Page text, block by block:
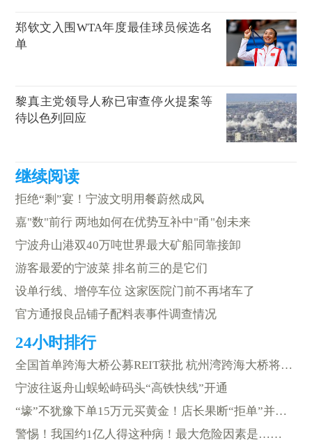
郑钦文入围WTA年度最佳球员候选名
单
黎真主党领导人称已审查停火提案等
待以色列回应
拒绝“剩”宴！宁波文明用餐蔚然成风
嘉"数"前行 两地如何在优势互补中"甬"创未来
宁波舟山港双40万吨世界最大矿船同靠接卸
游客最爱的宁波菜 排名前三的是它们
设单行线、增停车位 这家医院门前不再堵车了
官方通报良品铺子配料表事件调查情况
全国首单跨海大桥公募REIT获批 杭州湾跨海大桥将“上市”
宁波往返舟山蜈蚣峙码头“高铁快线”开通
“壕”不犹豫下单15万元买黄金！店长果断“拒单”并报警
警惕！我国约1亿人得这种病！最大危险因素是……